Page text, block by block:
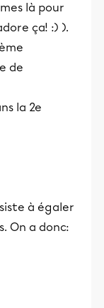
là pour
ça! :) ).
de
la 2e
à égaler
On a donc: